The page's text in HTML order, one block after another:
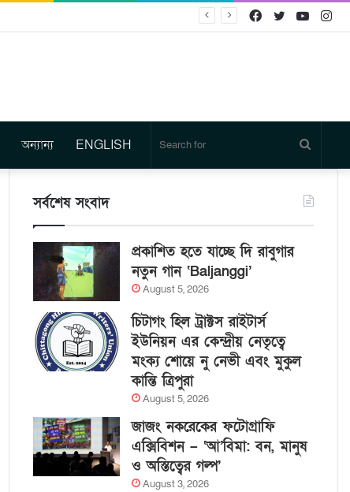
Twitter
Facebook
অন্যান্য ENGLISH
for
সর্বশেষ সংবাদ
প্রকাশিত হতে যাচ্ছে দি রাবুগার
নতুন গান ‘Baljanggi’
August 5, 2026
চিটাগং হিল ট্রাক্টস রাইটার্স
ইউনিয়ন এর কেন্দ্রীয় নেতৃত্বে
মংক্য শোয়ে নু নেভী এবং মুকুল
কান্তি ত্রিপুরা
August 5, 2026
জাজং নকরেকের ফটোগ্রাফি
এক্সিবিশন – ‘আ’বিমা: বন, মানুষ
ও অস্তিত্বের গল্প’
August 3, 2026